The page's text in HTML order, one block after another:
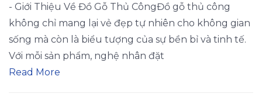
- Giới Thiệu Về Đồ Gỗ Thủ CôngĐồ gỗ thủ công
không chỉ mang lại vẻ đẹp tự nhiên cho không gian
sống mà còn là biểu tượng của sự bền bỉ và tinh tế.
Với mỗi sản phẩm, nghệ nhân đặt
Read More